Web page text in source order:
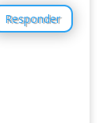
Responder